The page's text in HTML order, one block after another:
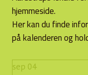
hjemmeside.
Her kan du finde
på kalenderen og
sep 04